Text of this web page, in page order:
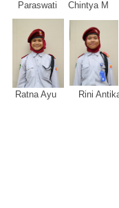
Paraswati
Ratna Ayu Rini